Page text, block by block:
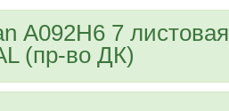
А092H6 7 листовая
(пр-во ДК)